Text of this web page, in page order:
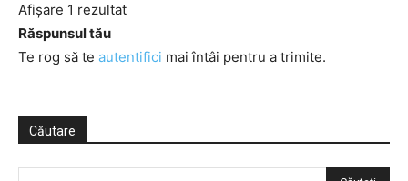
Afișare 1 rezultat
Răspunsul tău
Te rog să te autentifici mai întâi pentru a trimite.
Căutare